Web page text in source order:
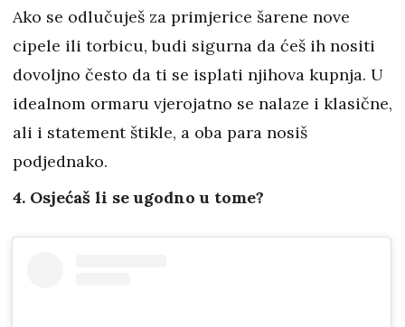
Ako se odlučuješ za primjerice šarene nove
cipele ili torbicu, budi sigurna da ćeš ih nositi
dovoljno često da ti se isplati njihova kupnja. U
idealnom ormaru vjerojatno se nalaze i klasične,
ali i statement štikle, a oba para nosiš
podjednako.
4. Osjećaš li se ugodno u tome?